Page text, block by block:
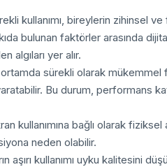
kullanımı, bireylerin zihinsel ve
bulunan faktörler arasında
algıları yer alır.
sürekli olarak
Bu durum, performans
kullanımına bağlı olarak
neden olabilir.
aşırı kullanımı uyku kalitesini